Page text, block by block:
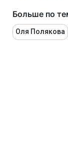
Больше по
Оля Полякова